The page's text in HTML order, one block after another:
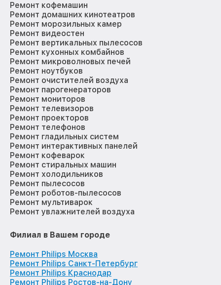
Ремонт кофемашин
Ремонт домашних кинотеатров
Ремонт морозильных камер
Ремонт видеостен
Ремонт вертикальных пылесосов
Ремонт кухонных комбайнов
Ремонт микроволновых печей
Ремонт ноутбуков
Ремонт очистителей воздуха
Ремонт парогенераторов
Ремонт мониторов
Ремонт телевизоров
Ремонт проекторов
Ремонт телефонов
Ремонт гладильных систем
Ремонт интерактивных панелей
Ремонт кофеварок
Ремонт стиральных машин
Ремонт холодильников
Ремонт пылесосов
Ремонт роботов-пылесосов
Ремонт мультиварок
Ремонт увлажнителей воздуха
Филиал в Вашем городе
Ремонт Philips Москва
Ремонт Philips Санкт-Петербург
Ремонт Philips Краснодар
Ремонт Philips Ростов-на-Дону